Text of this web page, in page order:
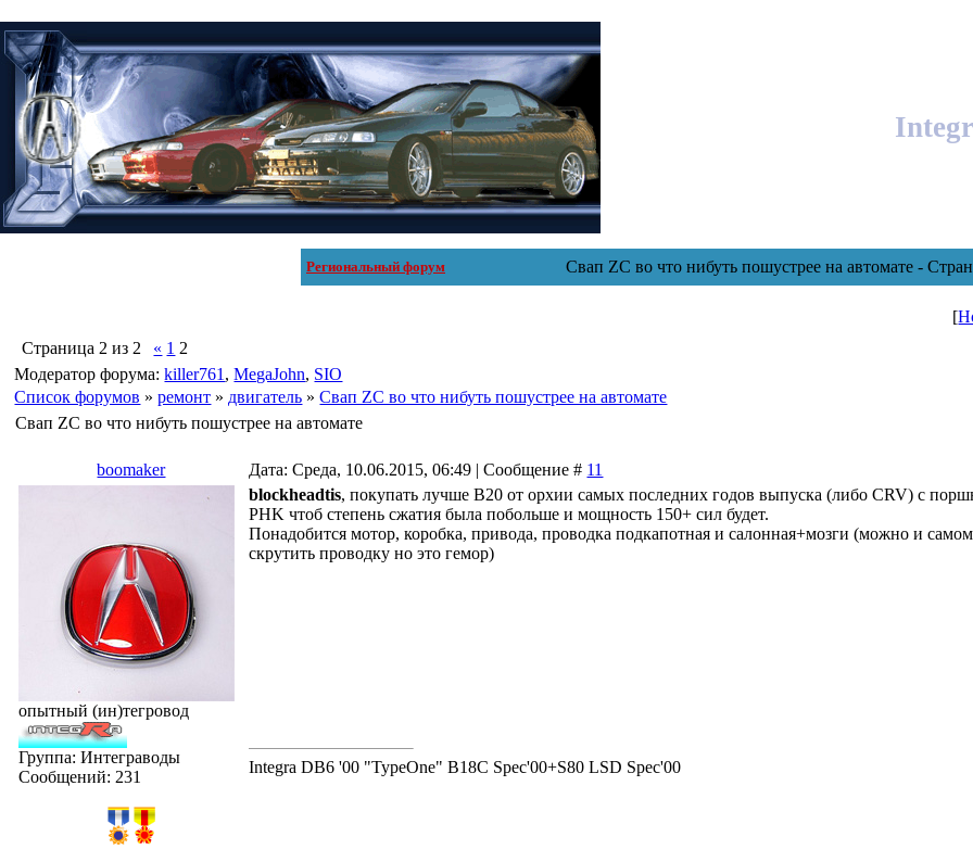
Региональный форум Свап ZC во что нибуть пошустрее на автомате -
[
Страница 2 из 2 « 1 2
Модератор форума:killer761 ,MegaJohn, SIO
Список форумов » ремонт » двигатель » Свап ZC во что нибуть пошустрее на автомате
Свап ZC во что нибуть пошустрее на автомате
boomaker Дата: Среда, 10.06.2015, 06:49 | Сообщение # 11
опытный (ин)тегровод
Группа: Интеграводы
Сообщений: 231
blockheadtis, покупать лучше B20 от орхии самых последних годов выпуска (либо CRV) с
PHK чтоб степень сжатия была побольше и мощность 150+ сил будет.
Понадобится мотор, коробка, привода, проводка подкапотная и салонная+мозги (можно и
скрутить проводку но это гемор)
Integra DB6 '00 "TypeOne" B18C Spec'00+S80 LSD Spec'00